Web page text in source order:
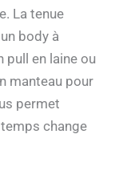
La tenue
body à
pull en laine ou
manteau pour
permet
change